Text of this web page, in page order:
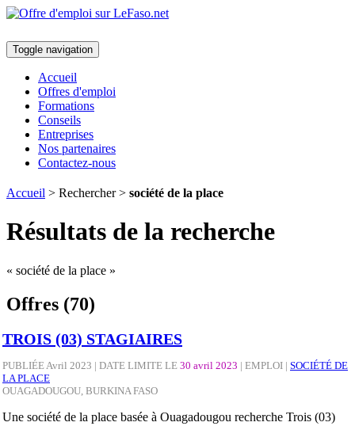
Toggle navigation
Accueil
Offres d'emploi
Formations
Conseils
Entreprises
Nos partenaires
Contactez-nous
Accueil > Rechercher > société de la place
Résultats de la recherche
« société de la place »
Offres (70)
TROIS (03) STAGIAIRES
PUBLIÉE Avril 2023 | DATE LIMITE LE 30 avril 2023 | EMPLOI | SOCIÉTÉ DE
LA PLACE
OUAGADOUGOU, BURKINA FASO
Une société de la place basée à Ouagadougou recherche Trois (03)